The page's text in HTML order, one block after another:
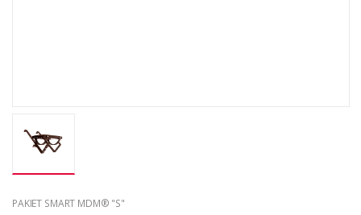
PAKIET SMART MDM® "S"